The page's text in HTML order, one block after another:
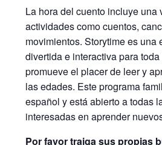
La hora del cuento incluye una
actividades como cuentos,
movimientos. Storytime es una
divertida e interactiva para
promueve el placer de leer y
las edades. Este programa
español y está abierto a todas
interesadas en aprender
Por favor traiga sus propias